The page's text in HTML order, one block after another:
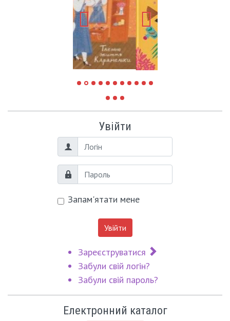
Увійти
Логін
Пароль
Запам'ятати мене
Увійти
Зареєструватися
Забули свій логін?
Забули свій пароль?
Електронний каталог